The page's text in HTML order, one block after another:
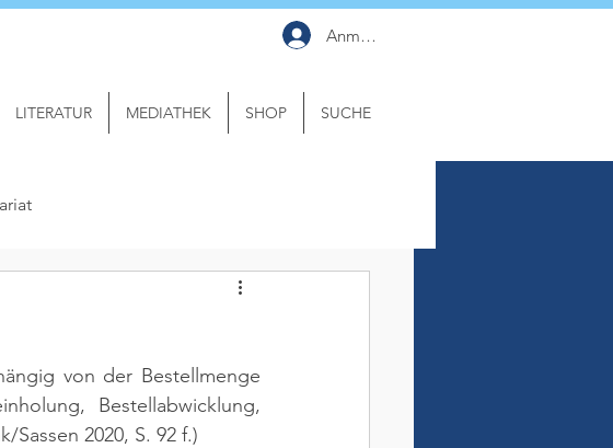
Anmelden
LITERATUR MEDIATHEK SHOP SUCHE
von der Bestellmenge
Bestellabwicklung,
Sassen 2020, S. 92 f.)